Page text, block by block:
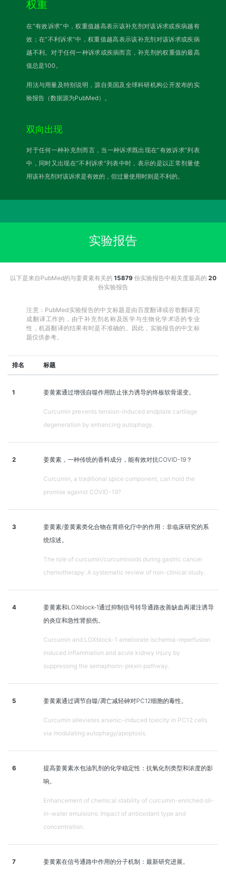
权重
在“有效诉求”中，权重值越高表示该补充剂对该诉求或疾病越有
效；在“不利诉求”中，权重值越高表示该补充剂对该诉求或疾病
越不利。对于任何一种诉求或疾病而言，补充剂的权重值的最高
值总是100。
用法与用量及特别说明，源自美国及全球科研机构公开发布的实
验报告（数据源为PubMed）。
双向出现
对于任何一种补充剂而言，当一种诉求既出现在“有效诉求”列表
中，同时又出现在“不利诉求”列表中时，表示的是以正常剂量使
用该补充剂对该诉求是有效的，但过量使用时则是不利的。
实验报告
以下是来自PubMed的与姜黄素有关的 15879份实验报告中相关度最高的 20
份实验报告
注意：PubMed实验报告的中文标题是由百度翻译或谷歌翻译完
成翻译工作的，由于补充剂名称及医学与生物化学术语的专业
性，机器翻译的结果有时是不准确的。因此，实验报告的中文标
题仅供参考。
排名 标题
1 姜黄素通过增强自噬作用防止张力诱导的终板软骨退变。
Curcumin prevents tension-induced endplate cartilage
degeneration by enhancing autophagy.
2 姜黄素，一种传统的香料成分，能有效对抗COVID-19？
Curcumin, a traditional spice component, can hold the
promise against COVID-19?
3
姜黄素/姜黄素类化合物在胃癌化疗中的作用：非临床研究的系
统综述。
The role of curcumin/curcuminoids during gastric cancer
chemotherapy: A systematic review of non-clinical study.
4
姜黄素和LOXblock-1通过抑制信号转导通路改善缺血再灌注诱导
的炎症和急性肾损伤。
Curcumin and LOXblock-1 ameliorate ischemia-reperfusion
induced inflammation and acute kidney injury by
suppressing the semaphorin-plexin pathway.
5 姜黄素通过调节自噬/凋亡减轻砷对PC12细胞的毒性。
Curcumin alleviates arsenic-induced toxicity in PC12 cells
via modulating autophagy/apoptosis.
6
提高姜黄素水包油乳剂的化学稳定性：抗氧化剂类型和浓度的影
响。
Enhancement of chemical stability of curcumin-enriched oil-
in-water emulsions: Impact of antioxidant type and
concentration.
7 姜黄素在信号通路中作用的分子机制：最新研究进展。